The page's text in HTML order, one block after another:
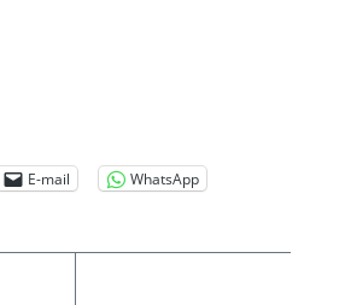
E-mail WhatsApp